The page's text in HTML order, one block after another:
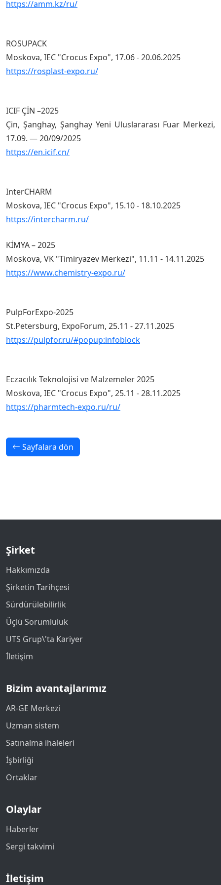
https://amm.kz/ru/
ROSUPACK
Moskova, IEC "Crocus Expo", 17.06 - 20.06.2025
https://rosplast-expo.ru/
ICIF ÇİN –2025
Çin, Şanghay, Şanghay Yeni Uluslararası Fuar Merkezi,
17.09. — 20/09/2025
https://en.icif.cn/
InterCHARM
Moskova, IEC "Crocus Expo", 15.10 - 18.10.2025
https://intercharm.ru/
KİMYA – 2025
Moskova, VK "Timiryazev Merkezi", 11.11 - 14.11.2025
https://www.chemistry-expo.ru/
PulpForExpo-2025
St.Petersburg, ExpoForum, 25.11 - 27.11.2025
https://pulpfor.ru/#popup:infoblock
Eczacılık Teknolojisi ve Malzemeler 2025
Moskova, IEC "Crocus Expo", 25.11 - 28.11.2025
https://pharmtech-expo.ru/ru/
Sayfalara dön
Şirket
Hakkımızda
Şirketin Tarihçesi
Sürdürülebilirlik
Üçlü Sorumluluk
UTS Grup\'ta Kariyer
İletişim
Bizim avantajlarımız
AR-GE Merkezi
Uzman sistem
Satınalma ihaleleri
İşbirliği
Ortaklar
Olaylar
Haberler
Sergi takvimi
İletişim